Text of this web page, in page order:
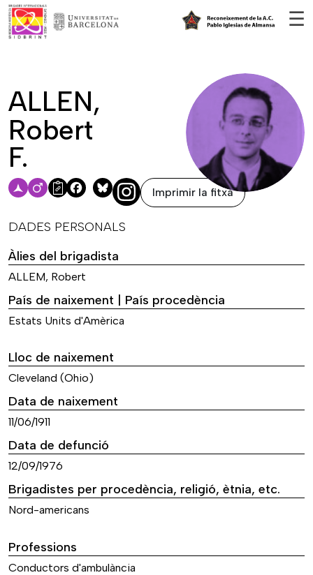
☰
ALLEN,
Robert
F.
Facebook
Bluesky Imprimir la fitxa
DADES PERSONALS
Àlies del brigadista
ALLEM, Robert
País de naixement | País procedència
Estats Units d'Amèrica
Lloc de naixement
Cleveland (Ohio)
Data de naixement
11/06/1911
Data de defunció
12/09/1976
Brigadistes per procedència, religió, ètnia, etc.
Nord-americans
Professions
Conductors d'ambulància